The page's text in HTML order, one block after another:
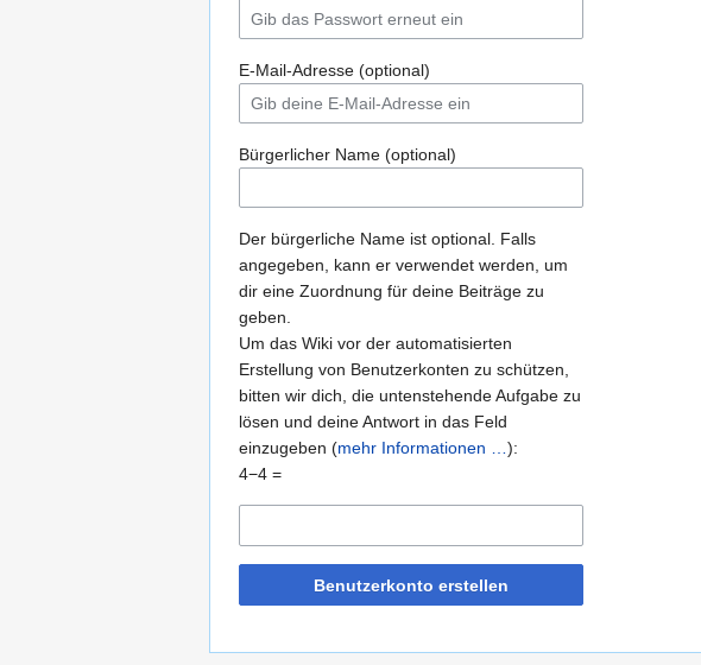
E-Mail-Adresse (optional)
Bürgerlicher Name (optional)
Der bürgerliche Name ist optional. Falls
angegeben, kann er verwendet werden, um
dir eine Zuordnung für deine Beiträge zu
geben.
Um das Wiki vor der automatisierten
Erstellung von Benutzerkonten zu schützen,
bitten wir dich, die untenstehende Aufgabe zu
lösen und deine Antwort in das Feld
einzugeben (mehr Informationen …):
4−4 =
Benutzerkonto erstellen